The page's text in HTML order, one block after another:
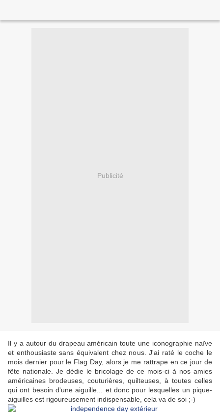
Publicité
Il y a autour du drapeau américain toute une iconographie naïve
et enthousiaste sans équivalent chez nous. J'ai raté le coche le
mois dernier pour le Flag Day, alors je me rattrape en ce jour de
fête nationale. Je dédie le bricolage de ce mois-ci à nos amies
américaines brodeuses, couturières, quilteuses, à toutes celles
qui ont besoin d'une aiguille... et donc pour lesquelles un pique-
aiguilles est rigoureusement indispensable, cela va de soi ;-)